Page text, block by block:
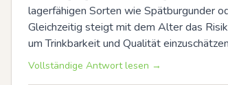
lagerfähigen Sorten wie Spätburgunder
Gleichzeitig steigt mit dem Alter das
um Trinkbarkeit und Qualität
Vollständige Antwort lesen →